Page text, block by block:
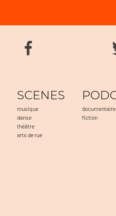
SCENES
musique
danse
théâtre
arts de rue
documentaire
fiction